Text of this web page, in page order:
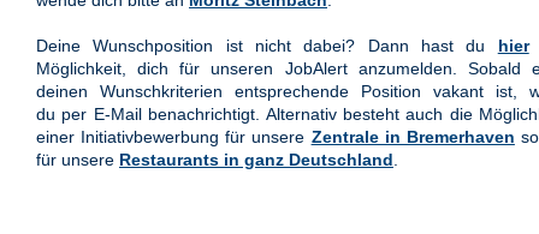
Deine Wunschposition ist nicht dabei? Dann hast du hier
Möglichkeit, dich für unseren JobAlert anzumelden. Sobald
deinen Wunschkriterien entsprechende Position vakant ist,
du per E-Mail benachrichtigt. Alternativ besteht auch die
einer Initiativbewerbung für unsere Zentrale in Bremerhaven
für unsere Restaurants in ganz Deutschland